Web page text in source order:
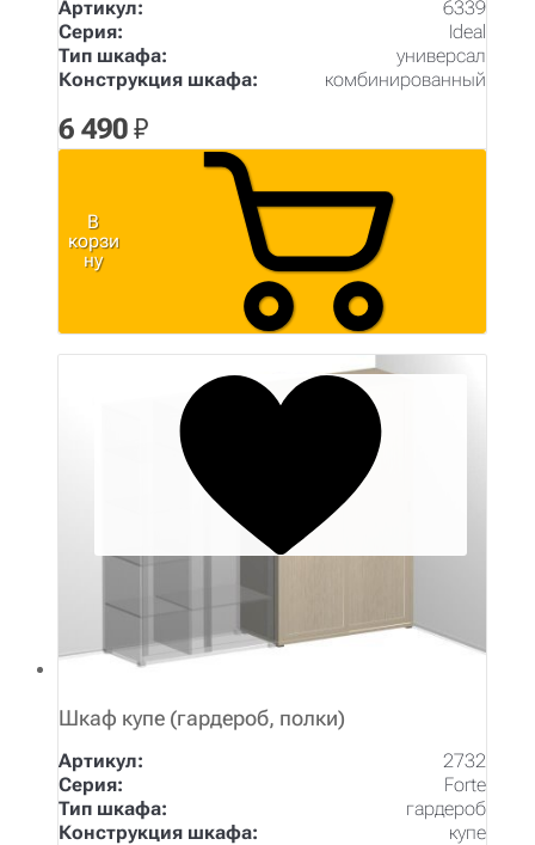
Артикул:
6339
Серия:
Ideal
Тип шкафа:
универсал
Конструкция шкафа:
комбинированный
6 490₽
В
корзи
ну
Шкаф купе (гардероб, полки)
Артикул:
2732
Серия:
Forte
Тип шкафа:
гардероб
Конструкция шкафа:
купе